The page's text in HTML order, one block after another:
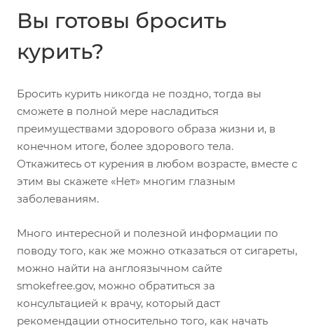
Вы готовы бросить
курить?
Бросить курить никогда не поздно, тогда вы
сможете в полной мере насладиться
преимуществами здорового образа жизни и, в
конечном итоге, более здорового тела.
Откажитесь от курения в любом возрасте, вместе с
этим вы скажете «Нет» многим глазным
заболеваниям.
Много интересной и полезной информации по
поводу того, как же можно отказаться от сигареты,
можно найти на англоязычном сайте
smokefree.gov, можно обратиться за
консультацией к врачу, который даст
рекомендации относительно того, как начать